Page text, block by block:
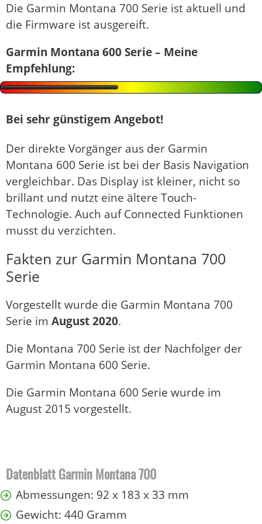
Die Garmin Montana 700 Serie ist aktuell und
die Firmware ist ausgereift.
Garmin Montana 600 Serie – Meine
Empfehlung:
Bei sehr günstigem Angebot!
Der direkte Vorgänger aus der Garmin
Montana 600 Serie ist bei der Basis Navigation
vergleichbar. Das Display ist kleiner, nicht so
brillant und nutzt eine ältere Touch-
Technologie. Auch auf Connected Funktionen
musst du verzichten.
Fakten zur Garmin Montana 700
Serie
Vorgestellt wurde die Garmin Montana 700
Serie im August 2020.
Die Montana 700 Serie ist der Nachfolger der
Garmin Montana 600 Serie.
Die Garmin Montana 600 Serie wurde im
August 2015 vorgestellt.
Datenblatt Garmin Montana 700
Abmessungen: 92 x 183 x 33 mm
Gewicht: 440 Gramm